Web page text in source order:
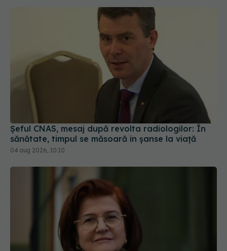
Șeful CNAS, mesaj după revolta radiologilor: În
sănătate, timpul se măsoară în șanse la viață